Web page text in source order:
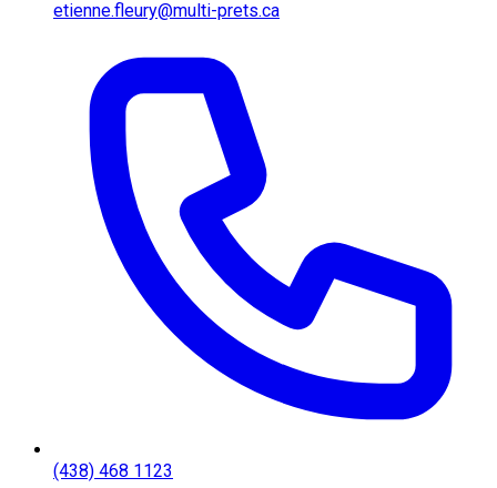
etienne.fleury@multi-prets.ca
(438) 468 1123